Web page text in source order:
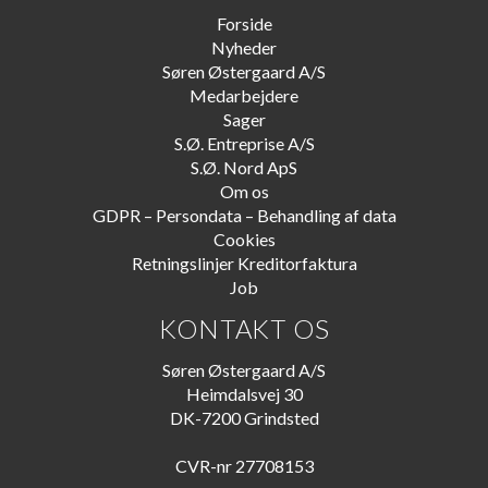
Forside
Nyheder
Søren Østergaard A/S
Medarbejdere
Sager
S.Ø. Entreprise A/S
S.Ø. Nord ApS
Om os
GDPR – Persondata – Behandling af data
Cookies
Retningslinjer Kreditorfaktura
Job
KONTAKT OS
Søren Østergaard A/S
Heimdalsvej 30
DK-7200 Grindsted
CVR-nr 27708153